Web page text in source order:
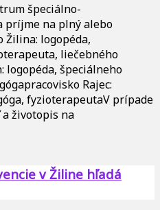
špeciálno-
príjme na plný alebo
Žilina: logopéda,
liečebného
logopéda, špeciálneho
Rajec:
fyzioterapeutaV prípade
životopis na
v Žiline hľadá